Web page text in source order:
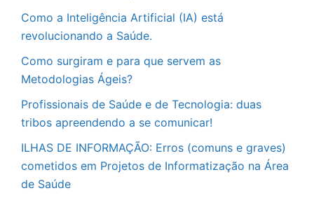
Como a Inteligência Artificial (IA) está
revolucionando a Saúde.
Como surgiram e para que servem as
Metodologias Ágeis?
Profissionais de Saúde e de Tecnologia: duas
tribos apreendendo a se comunicar!
ILHAS DE INFORMAÇÃO: Erros (comuns e graves)
cometidos em Projetos de Informatização na Área
de Saúde